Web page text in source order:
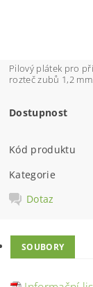
Pilový plátek pro
rozteč zubů 1,2 mm.
Dostupnost
Kód produktu
Kategorie
Dotaz
SOUBORY